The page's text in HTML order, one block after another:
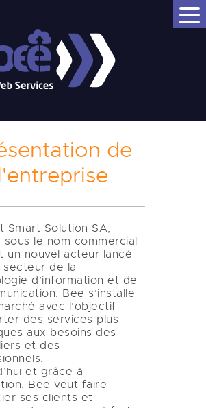
BEE WEB SERVICES
Bee Better
DE DOMAINE
P4D
de
Smart Solution SA,
sous le nom commercial
un nouvel acteur lancé
secteur de la
d’information et de
Bee s’installe
avec l’objectif
des services plus
aux besoins des
et des
et grâce à
Bee veut faire
ses clients et